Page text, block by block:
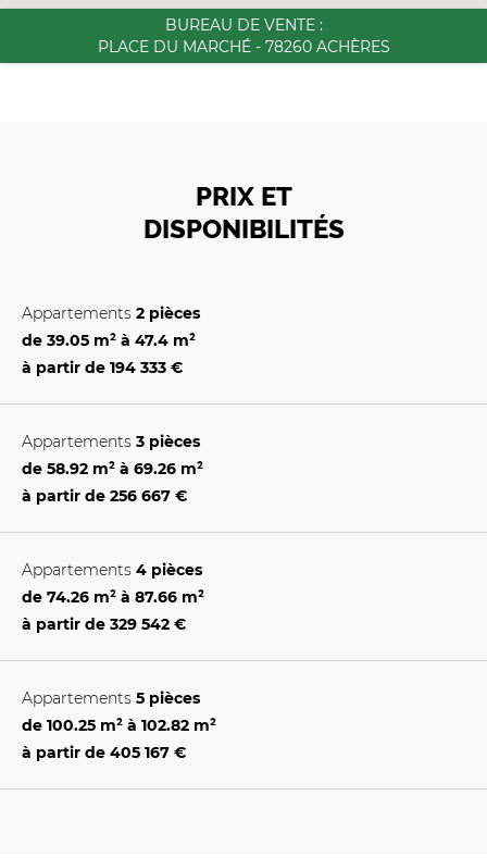
BUREAU DE VENTE :
PLACE DU MARCHÉ - 78260 ACHÈRES
PRIX ET
DISPONIBILITÉS
Appartements 2 pièces
de 39.05 m² à 47.4 m²
à partir de 194 333 €
Appartements 3 pièces
de 58.92 m² à 69.26 m²
à partir de 256 667 €
Appartements 4 pièces
de 74.26 m² à 87.66 m²
à partir de 329 542 €
Appartements 5 pièces
de 100.25 m² à 102.82 m²
à partir de 405 167 €